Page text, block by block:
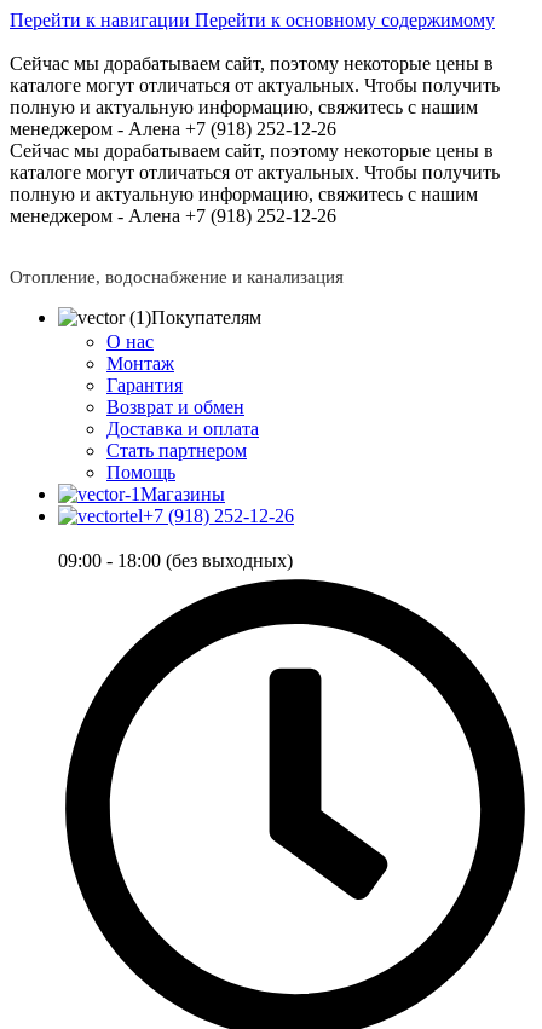
Перейти к навигации Перейти к основному содержимому
Сейчас мы дорабатываем сайт, поэтому некоторые цены в
каталоге могут отличаться от актуальных. Чтобы получить
полную и актуальную информацию, свяжитесь с нашим
менеджером - Алена +7 (918) 252-12-26
Сейчас мы дорабатываем сайт, поэтому некоторые цены в
каталоге могут отличаться от актуальных. Чтобы получить
полную и актуальную информацию, свяжитесь с нашим
менеджером - Алена +7 (918) 252-12-26
Отопление, водоснабжение и канализация
Покупателям
О нас
Монтаж
Гарантия
Возврат и обмен
Доставка и оплата
Стать партнером
Помощь
Магазины
+7 (918) 252-12-26
09:00 - 18:00 (без выходных)